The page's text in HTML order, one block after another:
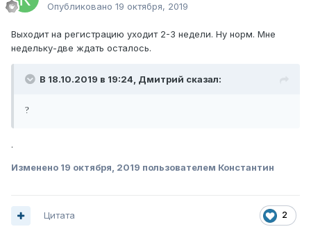
Опубликовано 19 октября, 2019
Выходит на регистрацию уходит 2-3 недели. Ну норм. Мне
недельку-две ждать осталось.
В 18.10.2019 в 19:24, Дмитрий сказал:
?
.
Изменено 19 октября, 2019 пользователем Константин
2
Цитата